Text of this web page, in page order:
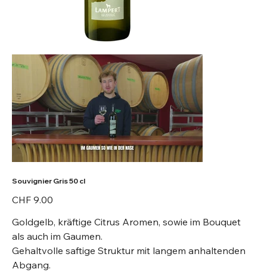
Souvignier Gris 50 cl
Preis
CHF 9.00
Goldgelb, kräftige Citrus Aromen, sowie im Bouquet
als auch im Gaumen.
Gehaltvolle saftige Struktur mit langem anhaltenden
Abgang.